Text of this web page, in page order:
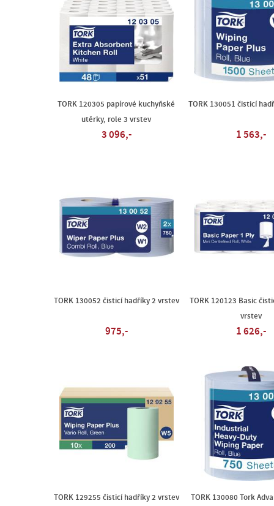
TORK 120305 papírové kuchyňské
utěrky, role 3 vrstev
3 096,-
TORK 130051 čisticí
1 563,-
TORK 130052 čisticí hadříky 2 vrstev
975,-
TORK 120123 Basic
vrstev
1 626,-
TORK 129255 čisticí hadříky 2 vrstev
TORK 130080 Tork